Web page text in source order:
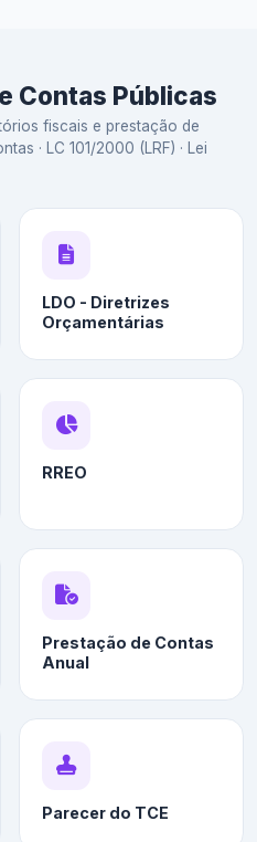
Contas Públicas
fiscais e prestação de
· LC 101/2000 (LRF) · Lei
LDO - Diretrizes
Orçamentárias
RREO
Prestação de Contas
Anual
Parecer do TCE